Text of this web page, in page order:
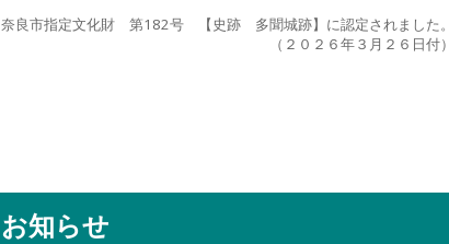
奈良市指定文化財 第182号 【史跡 多聞城跡】に認定されました。
（２０２６年３月２６日付）
お知らせ